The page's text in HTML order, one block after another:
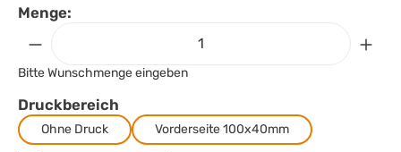
Menge:
Bitte Wunschmenge eingeben
Druckbereich
Ohne Druck Vorderseite 100x40mm